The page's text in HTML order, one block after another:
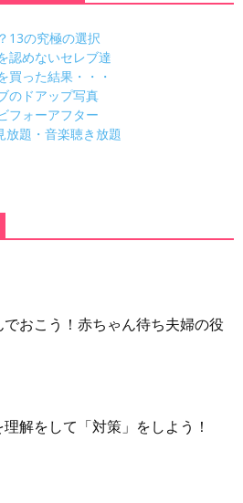
13の究極の選択
認めないセレブ達
買った結果・・・
のドアップ写真
フォーアフター
題・音楽聴き放題
おこう！赤ちゃん待ち夫婦の役
解をして「対策」をしよう！